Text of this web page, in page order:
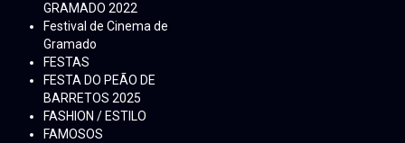
GRAMADO 2022
Festival de Cinema de
Gramado
FESTAS
FESTA DO PEÃO DE
BARRETOS 2025
FASHION / ESTILO
FAMOSOS